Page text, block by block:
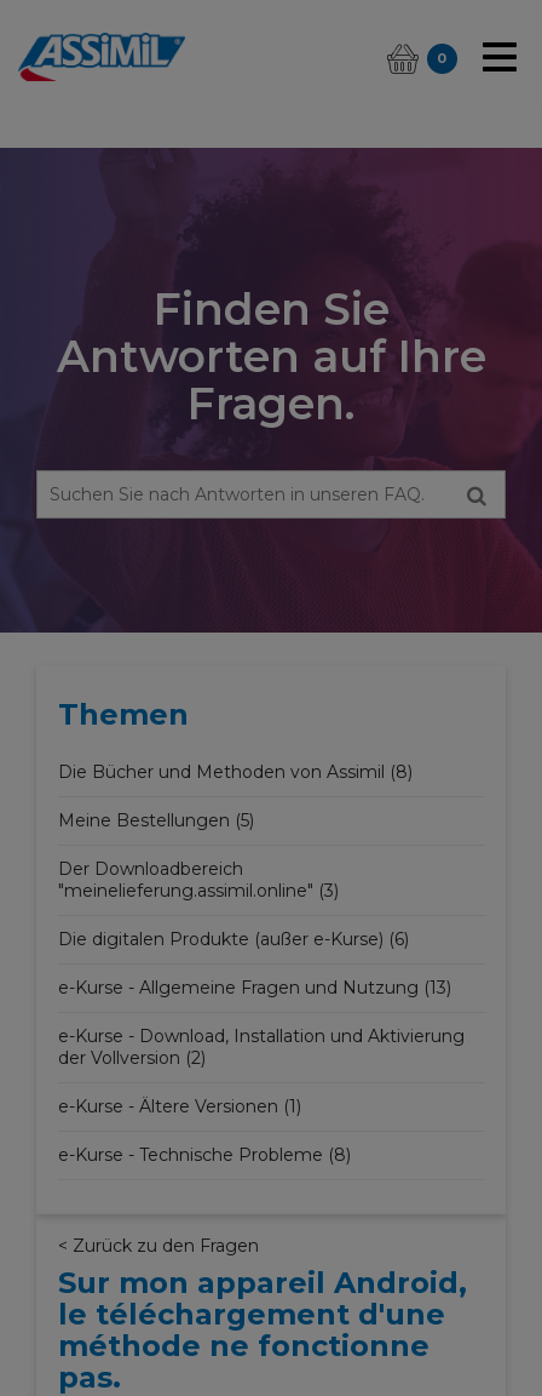
0
Finden Sie
Antworten auf Ihre
Fragen.
Themen
Die Bücher und Methoden von Assimil (8)
Meine Bestellungen (5)
Der Downloadbereich
"meinelieferung.assimil.online" (3)
Die digitalen Produkte (außer e-Kurse) (6)
e-Kurse - Allgemeine Fragen und Nutzung (13)
e-Kurse - Download, Installation und Aktivierung
der Vollversion (2)
e-Kurse - Ältere Versionen (1)
e-Kurse - Technische Probleme (8)
< Zurück zu den Fragen
Sur mon appareil Android,
le téléchargement d'une
méthode ne fonctionne
pas.